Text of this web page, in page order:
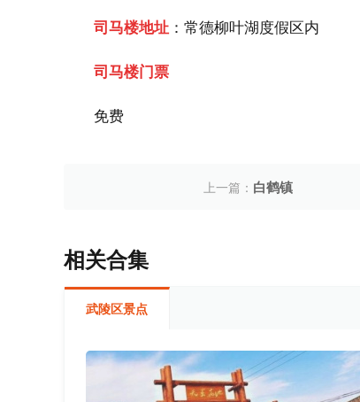
司马楼地址 ：常德柳叶湖度假区内
司马楼门票
免费
上一篇： 白鹤镇
相关合集
武陵区景点